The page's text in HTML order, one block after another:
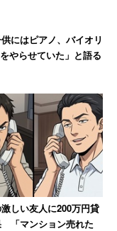
にはピアノ、バイオリ
やらせていた」と語る
しい友人に200万円貸
「マンション売れた